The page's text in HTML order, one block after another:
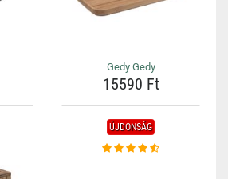
Gedy Gedy
15590 Ft
ÚJDONSÁG